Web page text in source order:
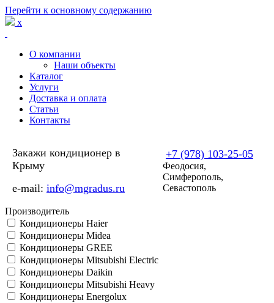
Перейти к основному содержанию
x
О компании
Наши объекты
Каталог
Услуги
Доставка и оплата
Статьи
Контакты
Закажи кондиционер в
Крыму
e-mail: info@mgradus.ru
+7 (978) 103-25-05
Феодосия,
Симферополь,
Севастополь
Производитель
Кондиционеры Haier
Кондиционеры Midea
Кондиционеры GREE
Кондиционеры Mitsubishi Electric
Кондиционеры Daikin
Кондиционеры Mitsubishi Heavy
Кондиционеры Energolux